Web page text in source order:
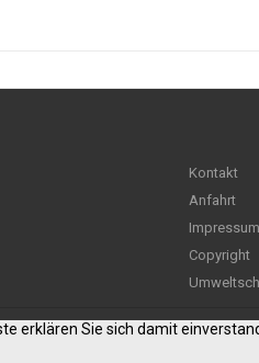
Kontakt
Anfahrt
Impressum
Copyright
erklären Sie sich damit